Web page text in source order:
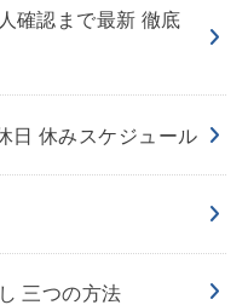
確認まで最新 徹底
日 休みスケジュール
三つの方法